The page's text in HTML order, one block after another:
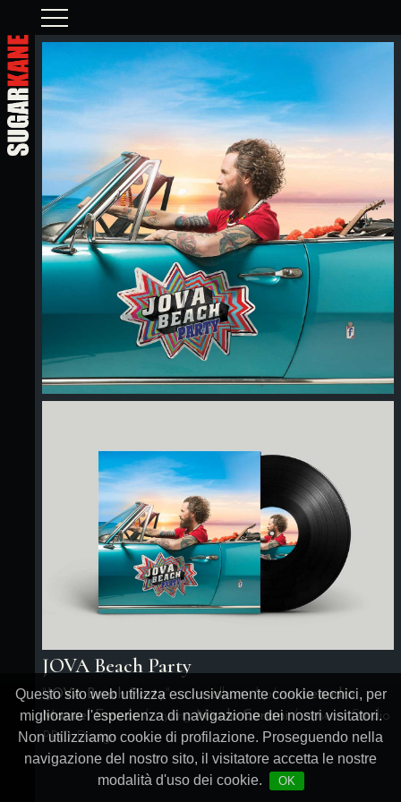
JOVA Beach Party
"JOVA Beach Party" cover album /photo Leandro
Manuel Emede/styling Nicolo Cerioni/artworkStudio
PRO Design
Questo sito web utilizza esclusivamente cookie tecnici, per
migliorare l'esperienza di navigazione dei nostri visitatori.
Non utilizziamo cookie di profilazione. Proseguendo nella
navigazione del nostro sito, il visitatore accetta le nostre
modalità d'uso dei cookie.
OK